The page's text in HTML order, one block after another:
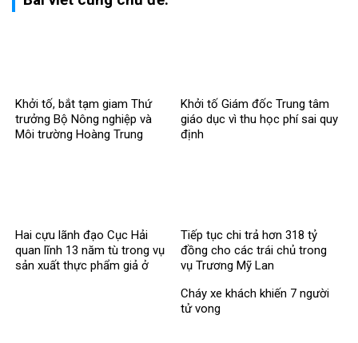
Khởi tố, bắt tạm giam Thứ
trưởng Bộ Nông nghiệp và
Môi trường Hoàng Trung
Khởi tố Giám đốc Trung tâm
giáo dục vì thu học phí sai quy
định
Hai cựu lãnh đạo Cục Hải
quan lĩnh 13 năm tù trong vụ
sản xuất thực phẩm giả ở
Tiếp tục chi trả hơn 318 tỷ
đồng cho các trái chủ trong
vụ Trương Mỹ Lan
Cháy xe khách khiến 7 người
tử vong​